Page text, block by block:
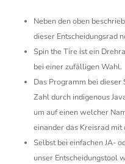
Neben den oben
dieser Entscheidungsrad
Spin the Tire ist ein
bei einer zufälligen Wahl.
Das Programm bei
Zahl durch indigenous
um auf einen welcher
einander das Kreisrad
Selbst bei einfachen JA-
unser Entscheidungstool